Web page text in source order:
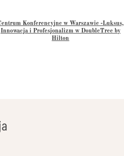
Konferencyjne w Warszawie -Luksus,
Innowacja i Profesjonalizm w DoubleTree by
Hilton